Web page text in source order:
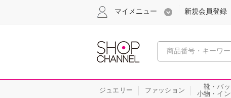
心おどる、瞬
マイメニュー 新規会員登録
ジュエリー ファッション
靴・バ
小物・イ